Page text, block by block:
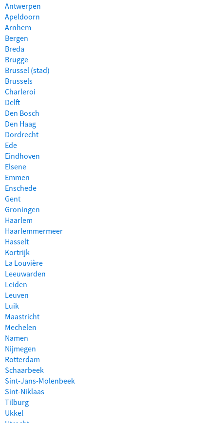
Antwerpen
Apeldoorn
Arnhem
Bergen
Breda
Brugge
Brussel (stad)
Brussels
Charleroi
Delft
Den Bosch
Den Haag
Dordrecht
Ede
Eindhoven
Elsene
Emmen
Enschede
Gent
Groningen
Haarlem
Haarlemmermeer
Hasselt
Kortrijk
La Louvière
Leeuwarden
Leiden
Leuven
Luik
Maastricht
Mechelen
Namen
Nijmegen
Rotterdam
Schaarbeek
Sint-Jans-Molenbeek
Sint-Niklaas
Tilburg
Ukkel